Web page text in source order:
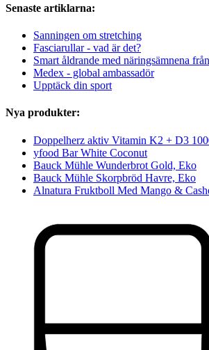
Senaste artiklarna:
Sanningen om stretching
Fasciarullar - vad är det?
Smart åldrande med näringsämnena
Medex - global ambassadör
Upptäck din sport
Nya produkter:
Doppelherz aktiv Vitamin K2 + D3
yfood Bar White Coconut
Bauck Mühle Wunderbrot Gold, Eko
Bauck Mühle Skorpbröd Havre, Eko
Alnatura Fruktboll Med Mango &